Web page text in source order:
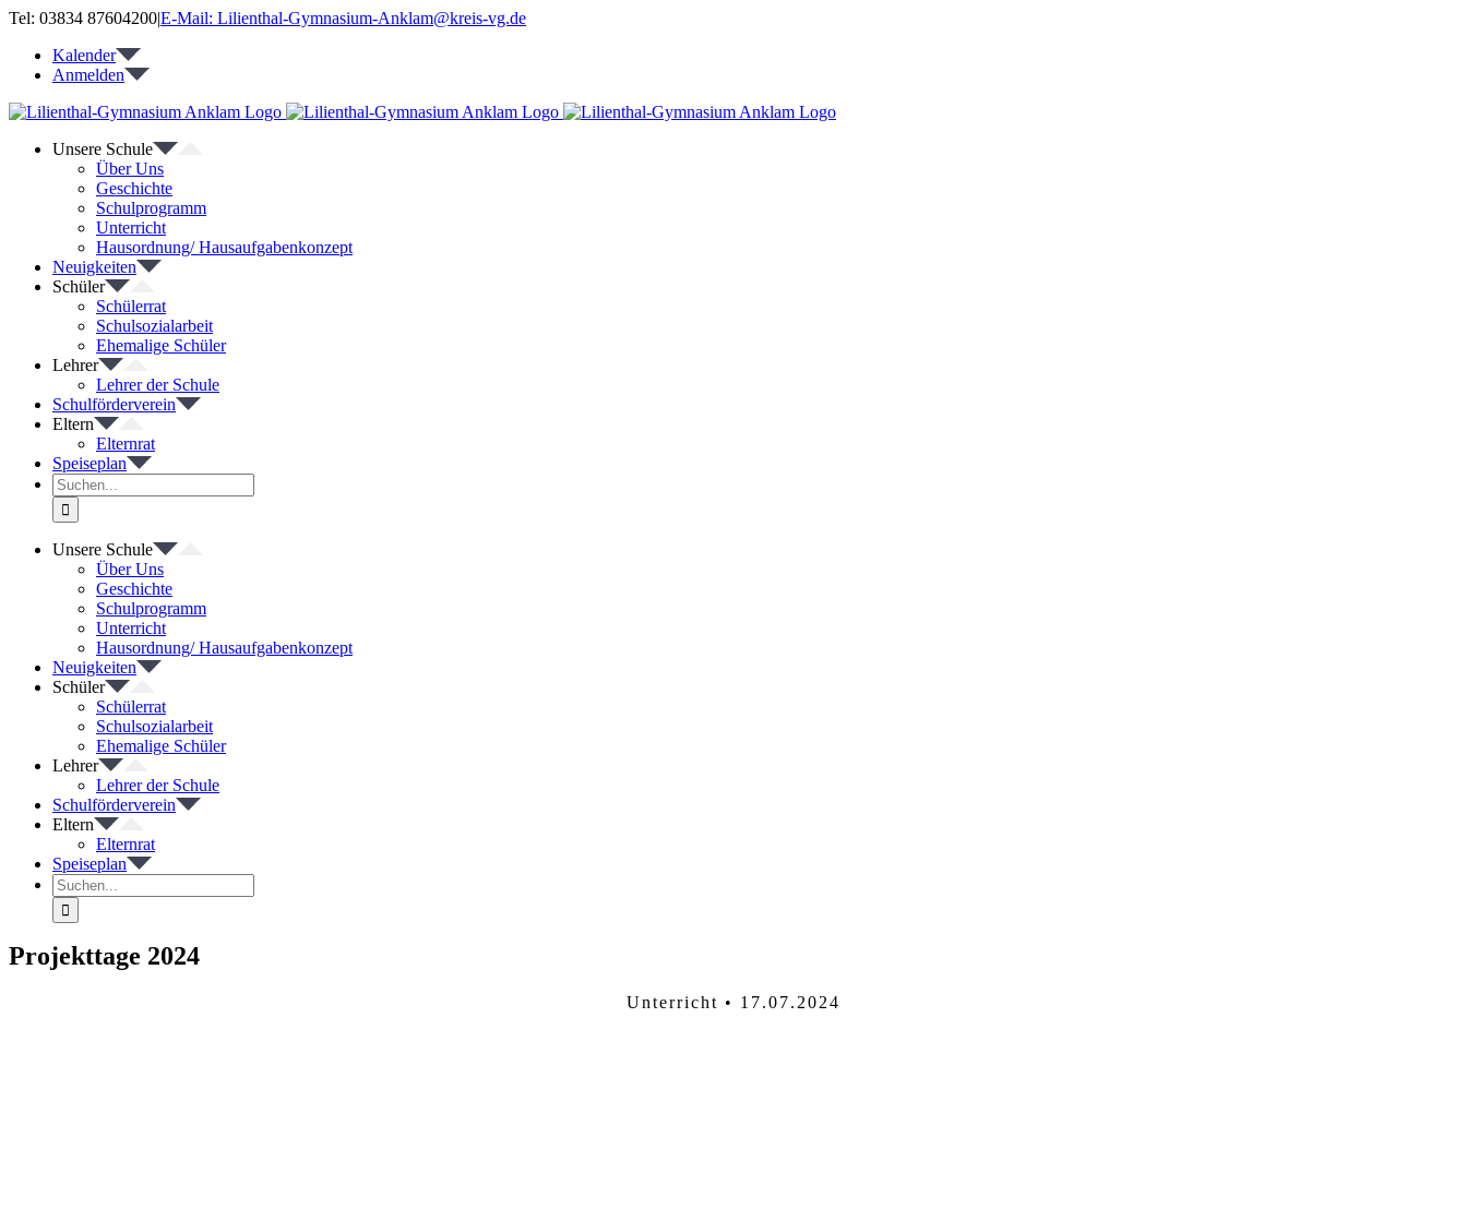
Zum
springen
Tel: 03834 87604200|E-Mail: Lilienthal-Gymnasium-Anklam@kreis-vg.de
Kalender
Anmelden
Unsere Schule
Über Uns
Geschichte
Schulprogramm
Unterricht
Hausordnung/ Hausaufgabenkonzept
Neuigkeiten
Schüler
Schülerrat
Schulsozialarbeit
Ehemalige Schüler
Lehrer
Lehrer der Schule
Schulförderverein
Eltern
Elternrat
Speiseplan
Suche
nach:
Unsere Schule
Über Uns
Geschichte
Schulprogramm
Unterricht
Hausordnung/ Hausaufgabenkonzept
Neuigkeiten
Schüler
Schülerrat
Schulsozialarbeit
Ehemalige Schüler
Lehrer
Lehrer der Schule
Schulförderverein
Eltern
Elternrat
Speiseplan
Suche
nach:
Projekttage 2024
Unterricht • 17.07.2024